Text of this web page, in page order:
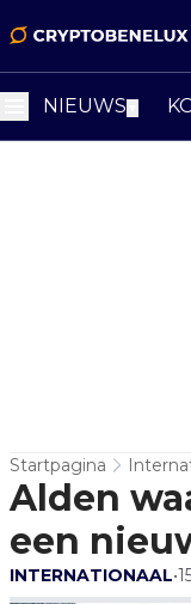
NIEUWS
Startpagina
Alden
een
INTERNATIONAAL•